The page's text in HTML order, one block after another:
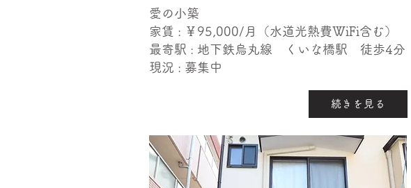
愛の小築
家賃 : ￥95,000​/月（水道光熱費WiFi含む）
​最寄駅 : 地下鉄烏丸線 くいな橋駅 徒歩4分
現況 : 募集中
続きを見る